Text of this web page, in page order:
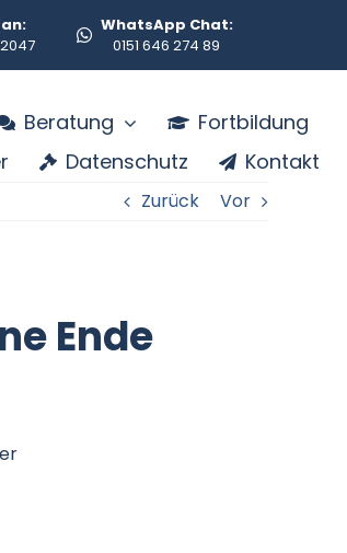
WhatsApp Chat:
0151 646 274 89
Beratung
Fortbildung
Datenschutz Kontakt
Zurück Vor
Ende